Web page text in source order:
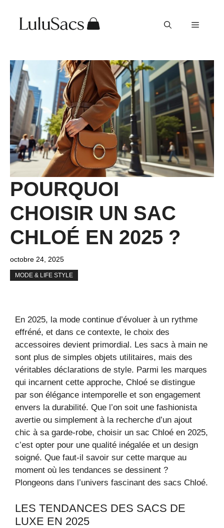
contenu
Menu
POURQUOI
CHOISIR UN SAC
CHLOÉ EN 2025 ?
octobre 24, 2025
MODE & LIFE STYLE
En 2025, la mode continue d’évoluer à un rythme
effréné, et dans ce contexte, le choix des
accessoires devient primordial. Les sacs à main ne
sont plus de simples objets utilitaires, mais des
véritables déclarations de style. Parmi les marques
qui incarnent cette approche, Chloé se distingue
par son élégance intemporelle et son engagement
envers la durabilité. Que l’on soit une fashionista
avertie ou simplement à la recherche d’un ajout
chic à sa garde-robe, choisir un sac Chloé en 2025,
c’est opter pour une qualité inégalée et un design
soigné. Que faut-il savoir sur cette marque au
moment où les tendances se dessinent ?
Plongeons dans l’univers fascinant des sacs Chloé.
LES TENDANCES DES SACS DE
LUXE EN 2025